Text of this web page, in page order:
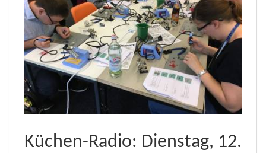
Küchen-Radio: Dienstag, 12.